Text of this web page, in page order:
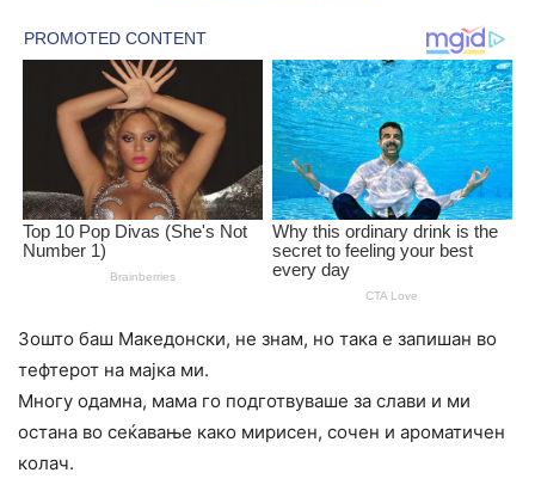
Зошто баш Македонски, не знам, но така е запишан во
тефтерот на мајка ми.
Многу одамна, мама го подготвуваше за слави и ми
остана во сеќавање како мирисен, сочен и ароматичен
колач.